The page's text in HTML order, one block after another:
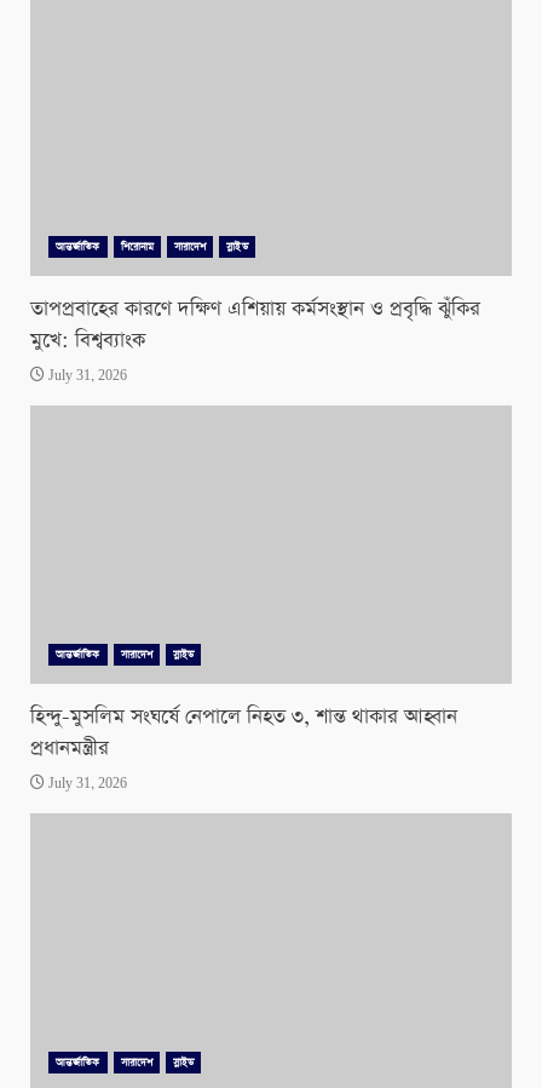
আন্তর্জাতিক শিরোনাম সারাদেশ স্লাইড
তাপপ্রবাহের কারণে দক্ষিণ এশিয়ায় কর্মসংস্থান ও প্রবৃদ্ধি ঝুঁকির
মুখে: বিশ্বব্যাংক
July 31, 2026
আন্তর্জাতিক সারাদেশ স্লাইড
হিন্দু-মুসলিম সংঘর্ষে নেপালে নিহত ৩, শান্ত থাকার আহ্বান
প্রধানমন্ত্রীর
July 31, 2026
আন্তর্জাতিক সারাদেশ স্লাইড